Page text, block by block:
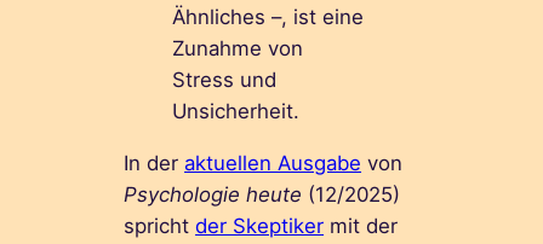
Ähnliches –, ist eine
Zunahme von
Stress und
Unsicherheit.
In deraktuellen Ausgabe von
Psychologie heute (12/2025)
sprichtder Skeptiker mit der